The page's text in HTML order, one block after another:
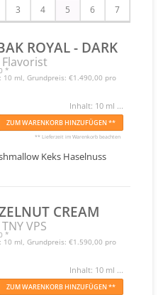
3 4 5 6 7
ROYAL - DARK
*
10 ml, Grundpreis: €1.490,00 pro
Inhalt: 10 ml ...
ZUM WARENKORB HINZUFÜGEN **
** Lieferzeit im Warenkorb beachten
Keks Haselnuss
CREAM
VPS
*
10 ml, Grundpreis: €1.590,00 pro
Inhalt: 10 ml ...
ZUM WARENKORB HINZUFÜGEN **